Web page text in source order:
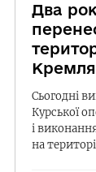
Два
Кремля
Сьогодні
Курської
і
на